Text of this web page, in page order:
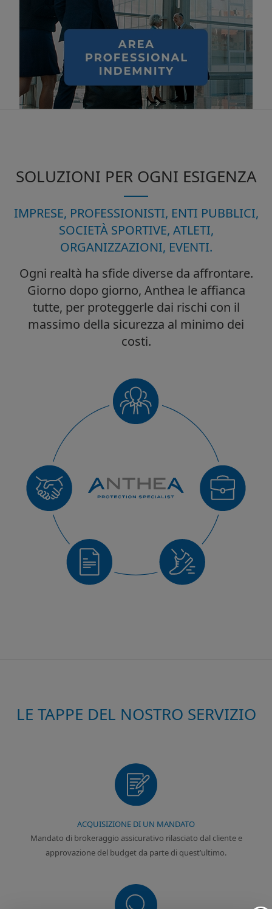
SOLUZIONI PER OGNI ESIGENZA
IMPRESE, PROFESSIONISTI, ENTI PUBBLICI,
SOCIETÀ SPORTIVE, ATLETI,
ORGANIZZAZIONI, EVENTI.
Ogni realtà ha sfide diverse da affrontare.
Giorno dopo giorno, Anthea le affianca
tutte, per proteggerle dai rischi con il
massimo della sicurezza al minimo dei
costi.
LE TAPPE DEL NOSTRO SERVIZIO
ACQUISIZIONE DI UN MANDATO
Mandato di brokeraggio assicurativo rilasciato dal cliente e
approvazione del budget da parte di quest’ultimo.